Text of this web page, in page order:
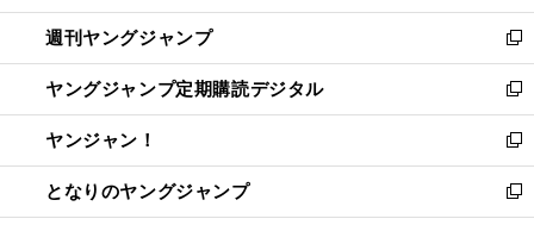
開
く
ウ
で
開
く
ン
ド
ウ
で
開
く
ウ
ィ
ン
ド
ウ
で
開
く
週刊ヤングジャンプ
新
し
い
ウ
ィ
ン
ド
ウ
ヤングジャンプ定期購読デジタル
新
し
い
ウ
ィ
ン
ヤンジャン！
新
し
い
ウ
となりのヤングジャンプ
新